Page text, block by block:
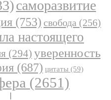
саморазвитие
(753) свобода (256)
настоящего
(294) уверенность
(687) цитаты (59)
(2651)
|